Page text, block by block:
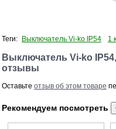
Теги: Выключатель Vi-ko IP54 1
Выключатель Vi-ko
отзывы
Оставьте отзыв об этом товаре
Рекомендуем посмотреть